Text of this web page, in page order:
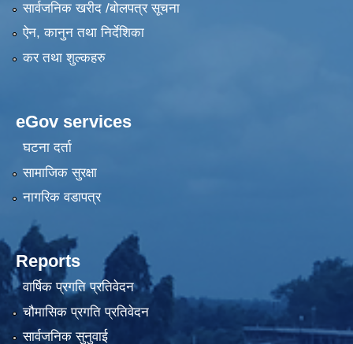
सार्वजनिक खरीद /बोलपत्र सूचना
ऐन, कानुन तथा निर्देशिका
कर तथा शुल्कहरु
eGov services
घटना दर्ता
सामाजिक सुरक्षा
नागरिक वडापत्र
Reports
वार्षिक प्रगति प्रतिवेदन
चौमासिक प्रगति प्रतिवेदन
सार्वजनिक सुनुवाई